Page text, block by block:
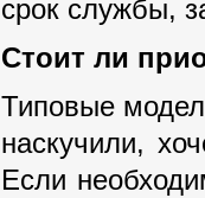
срок службы,
Стоит ли
Типовые
наскучили,
Если